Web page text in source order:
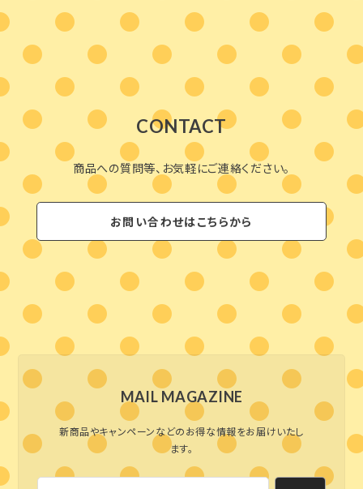
CONTACT
商品への質問等、お気軽にご連絡ください。
お問い合わせはこちらから
MAIL MAGAZINE
新商品やキャンペーンなどのお得な情報をお届けいたし
ます。